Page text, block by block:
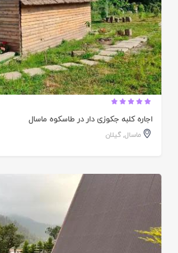
اجاره کلبه جکوزی دار در طاسکوه ماسال
ماسال,گیلان